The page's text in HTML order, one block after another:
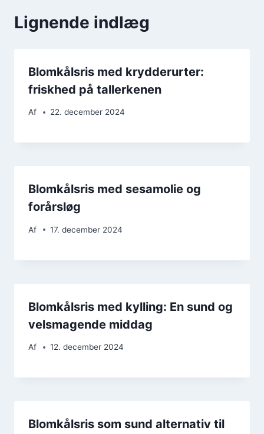
Lignende indlæg
Blomkålsris med krydderurter:
friskhed på tallerkenen
Af 22. december 2024
Blomkålsris med sesamolie og
forårsløg
Af 17. december 2024
Blomkålsris med kylling: En sund og
velsmagende middag
Af 12. december 2024
Blomkålsris som sund alternativ til